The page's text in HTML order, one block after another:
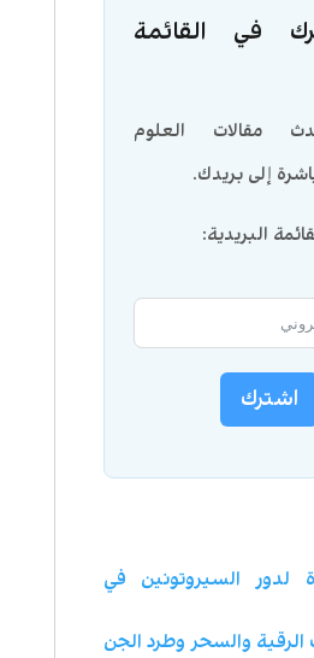
في القائمة
مقالات العلوم
إلى بريدك.
البريدية:
اشترك
لدور السيروتونين في
والسحر وطرد الجن